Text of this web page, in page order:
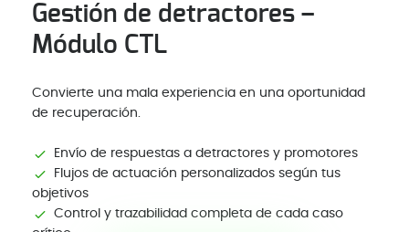
Gestión de detractores –
Módulo CTL
Convierte una mala experiencia en una oportunidad
de recuperación.
Envío de respuestas a detractores y promotores
Flujos de actuación personalizados según tus
objetivos
Control y trazabilidad completa de cada caso